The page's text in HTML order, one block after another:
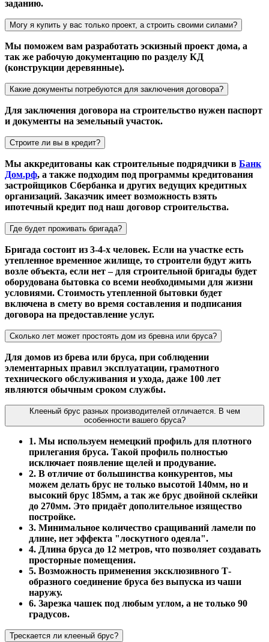
заданию.
Могу я купить у вас только проект, а строить своими силами?
Мы поможем вам разработать эскизный проект дома, а
так же рабочую документацию по разделу КД
(конструкции деревянные).
Какие документы потребуются для заключения договора?
Для заключения договора на строительство нужен паспорт
и документы на земельный участок.
Строите ли вы в кредит?
Мы аккредитованы как строительные подрядчики в Банк
Дом.рф, а также подходим под программы кредитования
застройщиков Сбербанка и других ведущих кредитных
организаций. Заказчик имеет возможность взять
ипотечный кредит под наш договор строительства.
Где будет проживать бригада?
Бригада состоит из 3-4-х человек. Если на участке есть
утепленное временное жилище, то строители будут жить
возле объекта, если нет – для строительной бригады будет
оборудована бытовка со всеми необходимыми для жизни
условиями. Стоимость утепленной бытовки будет
включена в смету во время составления и подписания
договора на предоставление услуг.
Сколько лет может простоять дом из бревна или бруса?
Для домов из брева или бруса, при соблюдении
элементарных правил эксплуатации, грамотного
технического обслуживания и ухода, даже 100 лет
являются обычным сроком службы.
Клееный брус разных производителей отличается. В чем
особенности вашего бруса?
1. Мы используем немецкий профиль для плотного
прилегания бруса. Такой профиль полностью
исключает появление щелей и продувание.
2. В отличие от большинства конкурентов, мы
можем делать брус не только высотой 140мм, но и
высокий брус 185мм, а так же брус двойной склейки
до 270мм. Это придаёт дополительное изящество
постройке.
3. Минимальное количество сращиваний ламели по
длине, нет эффекта "лоскутного одеяла".
4. Длина бруса до 12 метров, что позволяет создавать
просторные помещения.
5. Возможность применения эксклюзивного Т-
образного соединение бруса без выпуска из чаши
наружу.
6. Зарезка чашек под любым углом, а не только 90
градусов.
Трескается ли клееный брус?